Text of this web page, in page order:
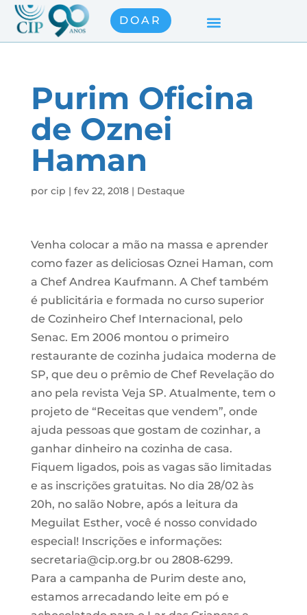
DOAR
Purim Oficina
de Oznei
Haman
por cip | fev 22, 2018| Destaque
Venha colocar a mão na massa e aprender
como fazer as deliciosas Oznei Haman, com
a Chef Andrea Kaufmann. A Chef também
é publicitária e formada no curso superior
de Cozinheiro Chef Internacional, pelo
Senac. Em 2006 montou o primeiro
restaurante de cozinha judaica moderna de
SP, que deu o prêmio de Chef Revelação do
ano pela revista Veja SP. Atualmente, tem o
projeto de “Receitas que vendem”, onde
ajuda pessoas que gostam de cozinhar, a
ganhar dinheiro na cozinha de casa.
Fiquem ligados, pois as vagas são limitadas
e as inscrições gratuitas. No dia 28/02 às
20h, no salão Nobre, após a leitura da
Meguilat Esther, você é nosso convidado
especial! Inscrições e informações:
secretaria@cip.org.br ou 2808-6299.
Para a campanha de Purim deste ano,
estamos arrecadando leite em pó e